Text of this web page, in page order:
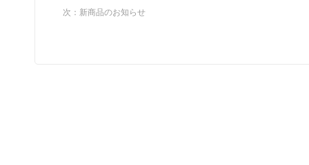
次： 新商品のお知らせ